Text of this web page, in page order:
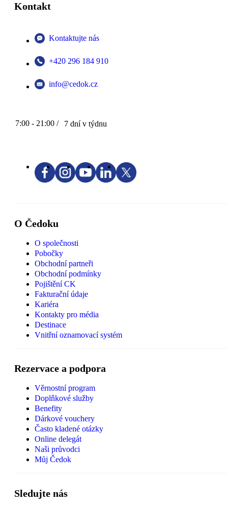
Kontakt
Kontaktujte nás
+420 296 184 910
info@cedok.cz
7:00 - 21:00 / 7 dní v týdnu
O Čedoku
O společnosti
Pobočky
Obchodní partneři
Obchodní podmínky
Pojištění CK
Fakturační údaje
Kariéra
Kontakty pro média
Destinace
Vnitřní oznamovací systém
Rezervace a podpora
Věrnostní program
Doplňkové služby
Benefity
Dárkové vouchery
Často kladené otázky
Online delegát
Naši průvodci
Můj Čedok
Sledujte nás